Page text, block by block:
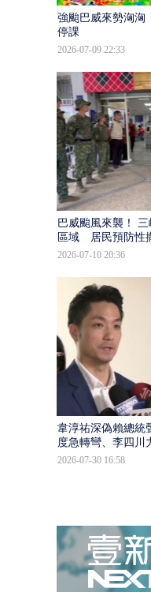
強颱巴威來勢洶洶
停課
2026-07-09 22:33
巴威颱風來襲！ 三
區域 居民預防性
2026-07-10 20:36
韋淳祐深偽賴總統
度急轉彎、李四川
2026-07-30 16:58